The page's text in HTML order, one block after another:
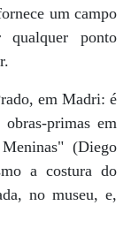
um campo
ponto
em Madri: é
primas em
(Diego
a costura do
no museu, e,